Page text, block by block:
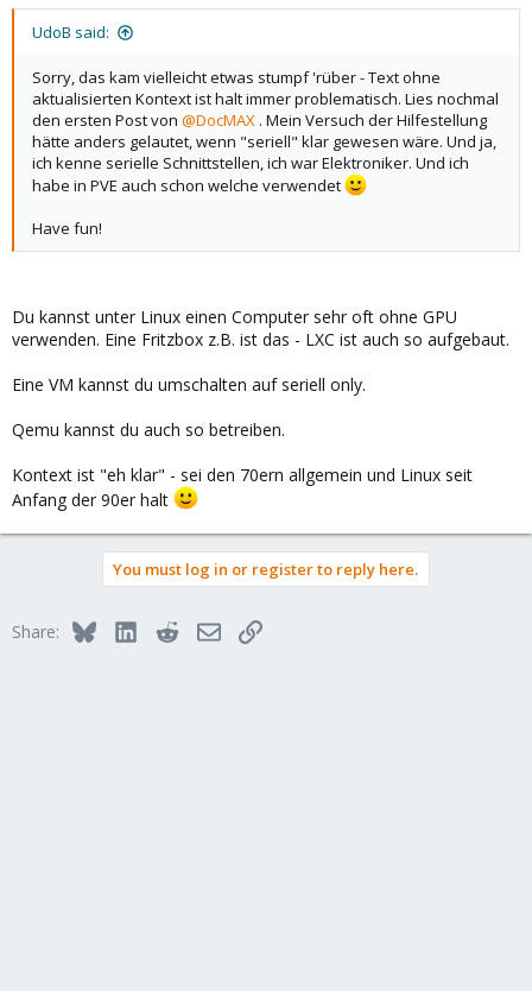
UdoB said:
Sorry, das kam vielleicht etwas stumpf 'rüber - Text ohne
aktualisierten Kontext ist halt immer problematisch. Lies nochmal
den ersten Post von @DocMAX . Mein Versuch der Hilfestellung
hätte anders gelautet, wenn "seriell" klar gewesen wäre. Und ja,
ich kenne serielle Schnittstellen, ich war Elektroniker. Und ich
habe in PVE auch schon welche verwendet
Have fun!
Du kannst unter Linux einen Computer sehr oft ohne GPU
verwenden. Eine Fritzbox z.B. ist das - LXC ist auch so aufgebaut.
Eine VM kannst du umschalten auf seriell only.
Qemu kannst du auch so betreiben.
Kontext ist "eh klar" - sei den 70ern allgemein und Linux seit
Anfang der 90er halt
You must log in or register to reply here.
Share: BlueskyLinkedInRedditEmailLink